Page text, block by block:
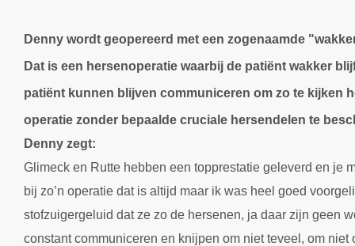
Denny wordt geopereerd met een zogenaamde
Dat is een hersenoperatie waarbij de patiënt wakker
patiënt kunnen blijven communiceren om zo te kijken
operatie zonder bepaalde cruciale hersendelen te
Denny zegt:
Glimeck en Rutte hebben een topprestatie geleverd en je
bij zo’n operatie dat is altijd maar ik was heel goed
stofzuigergeluid dat ze zo de hersenen, ja daar zijn geen
constant communiceren en knijpen om niet teveel, om